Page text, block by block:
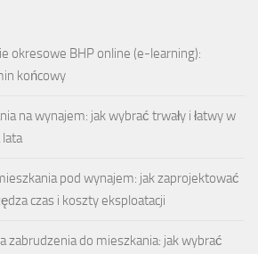
okresowe BHP online (e-learning):
końcowy
na wynajem: jak wybrać trwały i łatwy w
lata
pod wynajem: jak zaprojektować
czas i koszty eksploatacji
zabrudzenia do mieszkania: jak wybrać